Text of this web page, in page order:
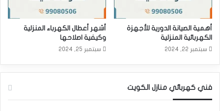
أهمية الصيانة الدورية للأجهزة
الكهربائية المنزلية
سبتمبر 22, 2024
أشهر أعطال الكهرباء المنزلية
وكيفية اصلاحها
سبتمبر 25, 2024
فني كهربائي منازل الكويت